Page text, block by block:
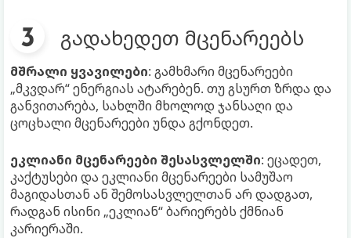
გადახედეთ მცენარეებს
მშრალი ყვავილები: გამხმარი მცენარეები
„მკვდარ“ ენერგიას ატარებენ. თუ გსურთ ზრდა და
განვითარება, სახლში მხოლოდ ჯანსაღი და
ცოცხალი მცენარეები უნდა გქონდეთ.
ეკლიანი მცენარეები შესასვლელში: ეცადეთ,
კაქტუსები და ეკლიანი მცენარეები სამუშაო
მაგიდასთან ან შემოსასვლელთან არ დადგათ,
რადგან ისინი „ეკლიან“ ბარიერებს ქმნიან
კარიერაში.